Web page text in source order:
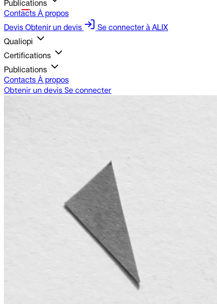
Publications
Contacts À propos
Devis Obtenir un devis Se connecter à ALIX
Qualiopi
Certifications
Publications
Contacts À propos
Obtenir un devisSe connecter